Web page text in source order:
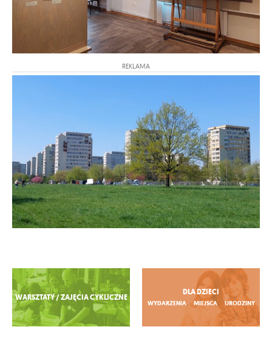
REKLAMA
Zobacz więcej
WARSZTATY / ZAJĘCIA CYKLICZNE
DLA DZIECI
WYDARZENIA MIEJSCA URODZINY